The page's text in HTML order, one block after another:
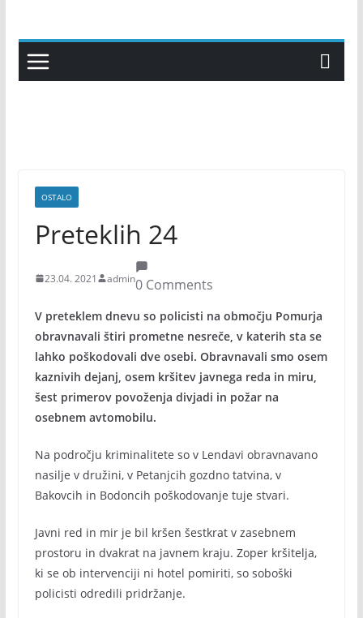
content
OSTALO
Preteklih 24
23.04. 2021 admin0 Comments
V preteklem dnevu so policisti na območju Pomurja
obravnavali štiri prometne nesreče, v katerih sta se
lahko poškodovali dve osebi. Obravnavali smo osem
kaznivih dejanj, osem kršitev javnega reda in miru,
šest primerov povoženja divjadi in požar na
osebnem avtomobilu.
Na področju kriminalitete so v Lendavi obravnavano
nasilje v družini, v Petanjcih gozdno tatvina, v
Bakovcih in Bodoncih poškodovanje tuje stvari.
Javni red in mir je bil kršen šestkrat v zasebnem
prostoru in dvakrat na javnem kraju. Zoper kršitelja,
ki se ob intervenciji ni hotel pomiriti, so soboški
policisti odredili pridržanje.